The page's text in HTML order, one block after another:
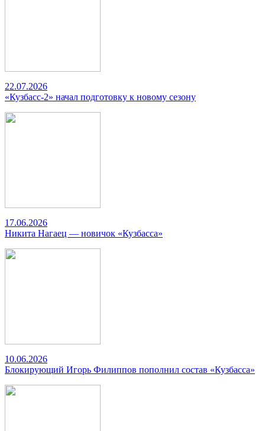
22.07.2026
«Кузбасс-2» начал подготовку к новому сезону
17.06.2026
Никита Нагаец — новичок «Кузбасса»
10.06.2026
Блокирующий Игорь Филиппов пополнил состав «Кузбасса»